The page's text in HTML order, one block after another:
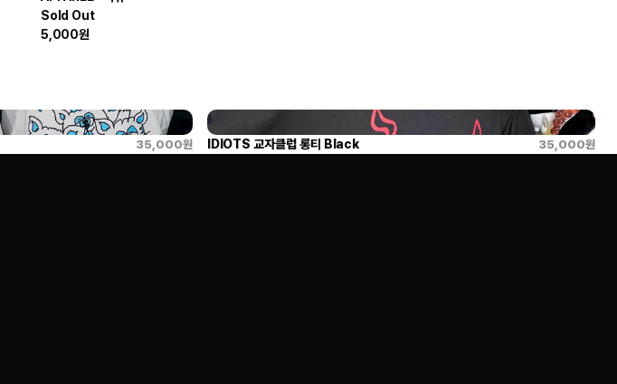
Sold Out
5,000원
35,000원 IDIOTS 교자클럽 롱티 Black 35,000원